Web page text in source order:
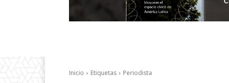
Inicio Etiquetas Periodista